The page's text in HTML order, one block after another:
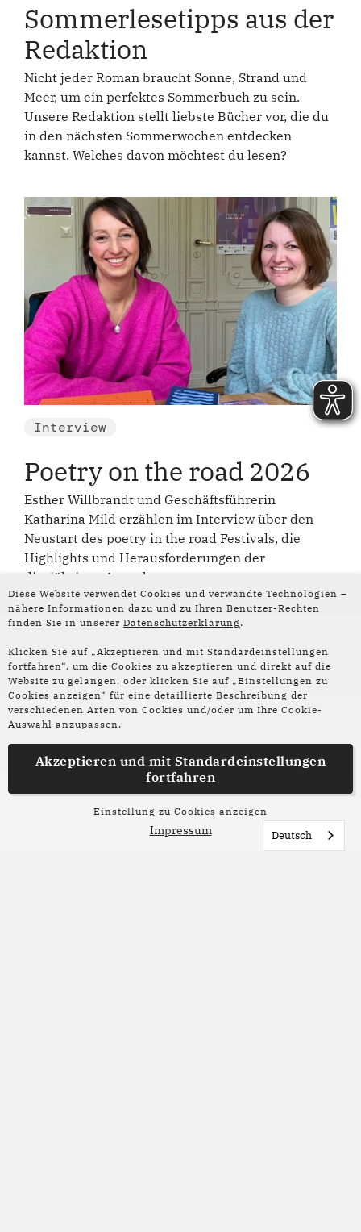
Diese Website verwendet Cookies und verwandte Technologien –
nähere Informationen dazu und zu Ihren Benutzer-Rechten
finden Sie in unserer Datenschutzerklärung.
Klicken Sie auf „Akzeptieren und mit Standardeinstellungen
fortfahren“, um die Cookies zu akzeptieren und direkt auf die
Website zu gelangen, oder klicken Sie auf „Einstellungen zu
Cookies anzeigen“ für eine detaillierte Beschreibung der
verschiedenen Arten von Cookies und/oder um Ihre Cookie-
Auswahl anzupassen.
Akzeptieren und mit Standardeinstellungen
fortfahren
Einstellung zu Cookies anzeigen
Impressum
Sommerlesetipps aus der
Redaktion
Nicht jeder Roman braucht Sonne, Strand und
Meer, um ein perfektes Sommerbuch zu sein.
Unsere Redaktion stellt liebste Bücher vor, die du
in den nächsten Sommerwochen entdecken
kannst. Welches davon möchtest du lesen?
Interview
Poetry on the road 2026
Esther Willbrandt und Geschäftsführerin
Katharina Mild erzählen im Interview über den
Neustart des poetry in the road Festivals, die
Highlights und Herausforderungen der
diesjährigen Ausgabe.
Deutsch